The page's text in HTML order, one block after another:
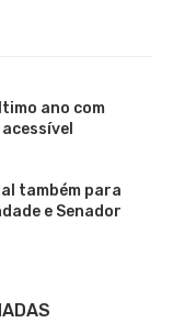
ano com
também para
e Senador